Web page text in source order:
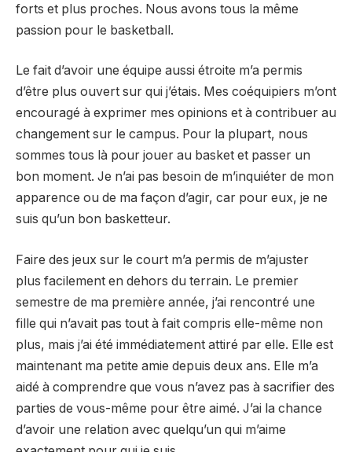
forts et plus proches. Nous avons tous la même
passion pour le basketball.
Le fait d’avoir une équipe aussi étroite m’a permis
d’être plus ouvert sur qui j’étais. Mes coéquipiers m’ont
encouragé à exprimer mes opinions et à contribuer au
changement sur le campus. Pour la plupart, nous
sommes tous là pour jouer au basket et passer un
bon moment. Je n’ai pas besoin de m’inquiéter de mon
apparence ou de ma façon d’agir, car pour eux, je ne
suis qu’un bon basketteur.
Faire des jeux sur le court m’a permis de m’ajuster
plus facilement en dehors du terrain. Le premier
semestre de ma première année, j’ai rencontré une
fille qui n’avait pas tout à fait compris elle-même non
plus, mais j’ai été immédiatement attiré par elle. Elle est
maintenant ma petite amie depuis deux ans. Elle m’a
aidé à comprendre que vous n’avez pas à sacrifier des
parties de vous-même pour être aimé. J’ai la chance
d’avoir une relation avec quelqu’un qui m’aime